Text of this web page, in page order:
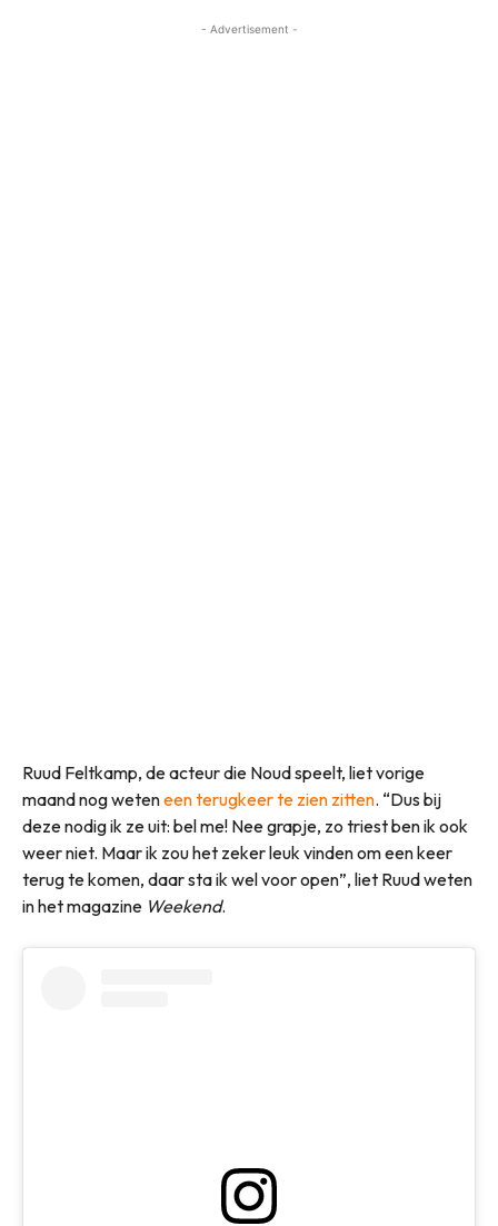
- Advertisement -
Ruud Feltkamp, de acteur die Noud speelt, liet vorige
maand nog weteneen terugkeer te zien zitten. “Dus bij
deze nodig ik ze uit: bel me! Nee grapje, zo triest ben ik ook
weer niet. Maar ik zou het zeker leuk vinden om een keer
terug te komen, daar sta ik wel voor open”, liet Ruud weten
in het magazine Weekend.